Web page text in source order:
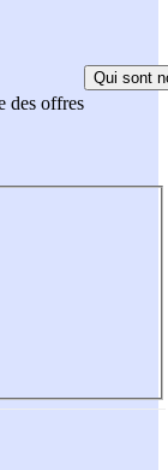
des offres
Qui sont